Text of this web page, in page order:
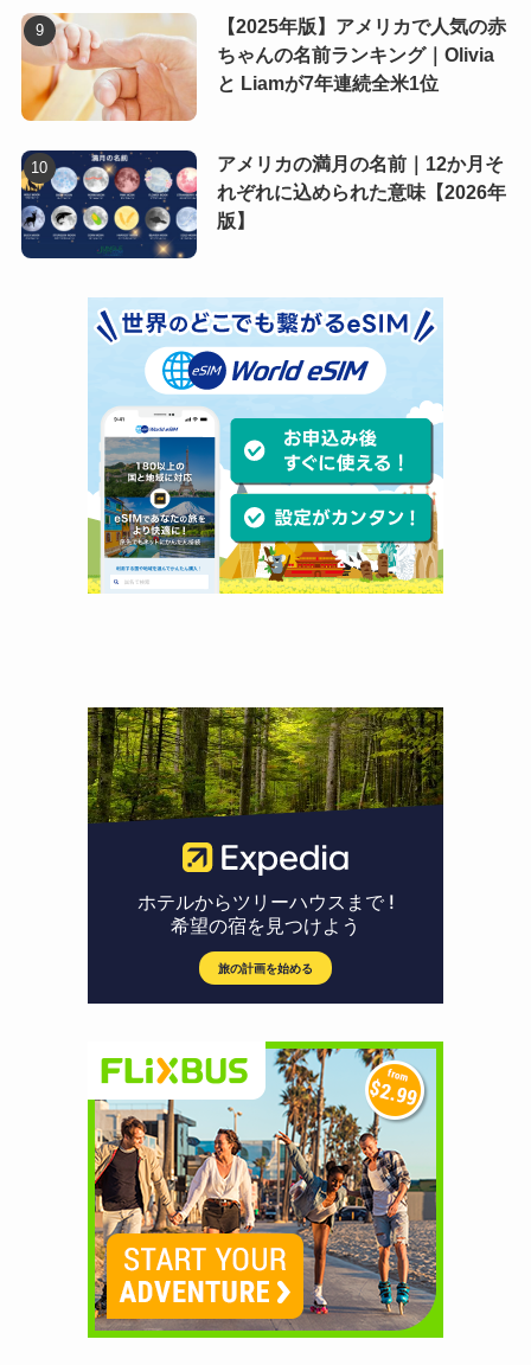
【2025年版】アメリカで人気の赤
ちゃんの名前ランキング｜Olivia
と Liamが7年連続全米1位
アメリカの満月の名前｜12か月そ
れぞれに込められた意味【2026年
版】